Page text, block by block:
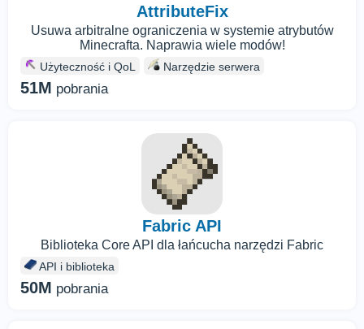
AttributeFix
Usuwa arbitralne ograniczenia w systemie atrybutów
Minecrafta. Naprawia wiele modów!
Użyteczność i QoL Narzędzie serwera
51M pobrania
Fabric API
Biblioteka Core API dla łańcucha narzędzi Fabric
API i biblioteka
50M pobrania